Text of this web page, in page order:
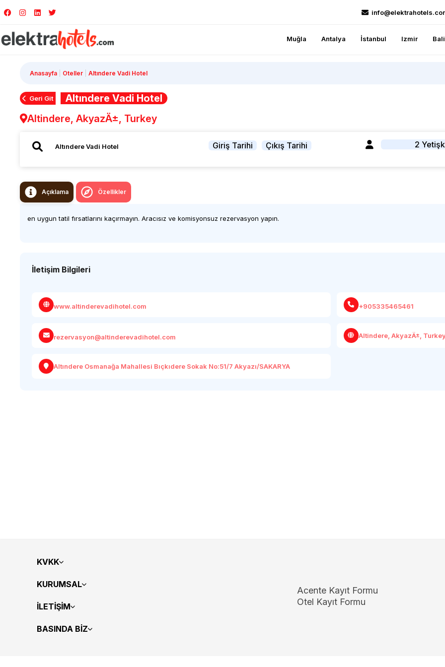
Muğla Antalya İstanbul Izmir
Anasayfa Oteller Altındere Vadi Hotel
Geri Git
Altındere Vadi Hotel
Altindere, AkyazÄ±, Turkey
Giriş Tarihi Çıkış Tarihi 2
Açıklama Özellikler
en uygun tatil fırsatlarını kaçırmayın. Aracısız ve komisyonsuz rezervasyon yapın.
İletişim Bilgileri
www.altinderevadihotel.com +905335465461
rezervasyon@altinderevadihotel.com Altindere, AkyazÄ±,
Altındere Osmanağa Mahallesi Bıçkıdere Sokak No:51/7 Akyazı/SAKARYA
KVKK
KURUMSAL
İLETİŞİM
BASINDA BİZ
Acente Kayıt Formu
Otel Kayıt Formu